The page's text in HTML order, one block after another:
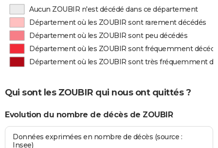
Aucun ZOUBIR n'est décédé dans ce département
Département où les ZOUBIR sont rarement décédés
Département où les ZOUBIR sont peu décédés
Département où les ZOUBIR sont fréquemment
Département où les ZOUBIR sont très fréquemment
Qui sont les ZOUBIR qui nous ont quittés ?
Evolution du nombre de décès de ZOUBIR
Données exprimées en nombre de décès (source :
Insee)